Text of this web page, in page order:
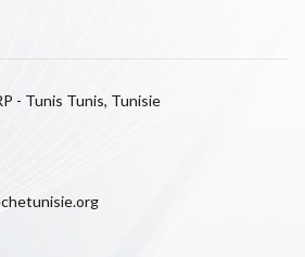
- Tunis Tunis, Tunisie